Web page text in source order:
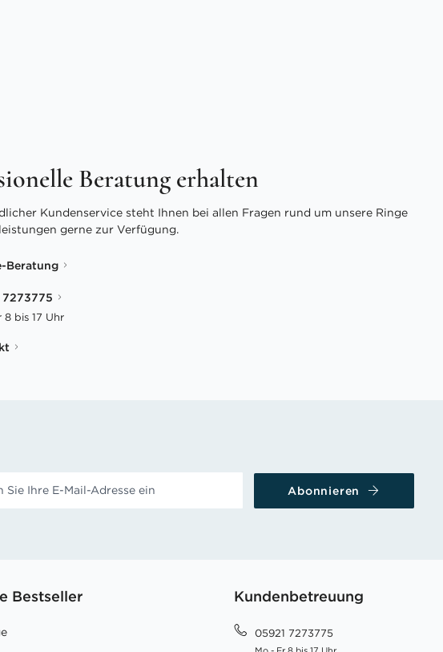
Beratung erhalten
Kundenservice steht Ihnen bei allen Fragen rund um unsere Ringe
gerne zur Verfügung.
Beratung
7273775
8 bis 17 Uhr
Abonnieren
Bestseller Kundenbetreuung
05921 7273775